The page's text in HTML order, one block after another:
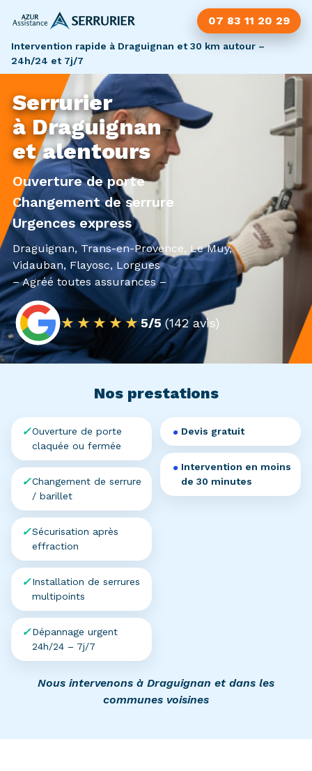
07 83 11 20 29
Intervention rapide à Draguignan et 30 km autour –
24h/24 et 7j/7
Serrurier
à Draguignan
et alentours
Ouverture de porte
Changement de serrure
Urgences express
Draguignan, Trans-en-Provence, Le Muy,
Vidauban, Flayosc, Lorgues
– Agréé toutes assurances –
★★★★★5/5 (142 avis)
Nos prestations
Ouverture de porte
claquée ou fermée
Changement de serrure
/ barillet
Sécurisation après
effraction
Installation de serrures
multipoints
Dépannage urgent
24h/24 – 7j/7
Devis gratuit
Intervention en moins
de 30 minutes
Nous intervenons à Draguignan et dans les
communes voisines